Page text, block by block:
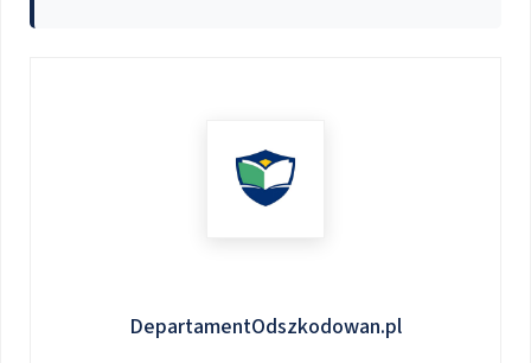
DepartamentOdszkodowan.pl